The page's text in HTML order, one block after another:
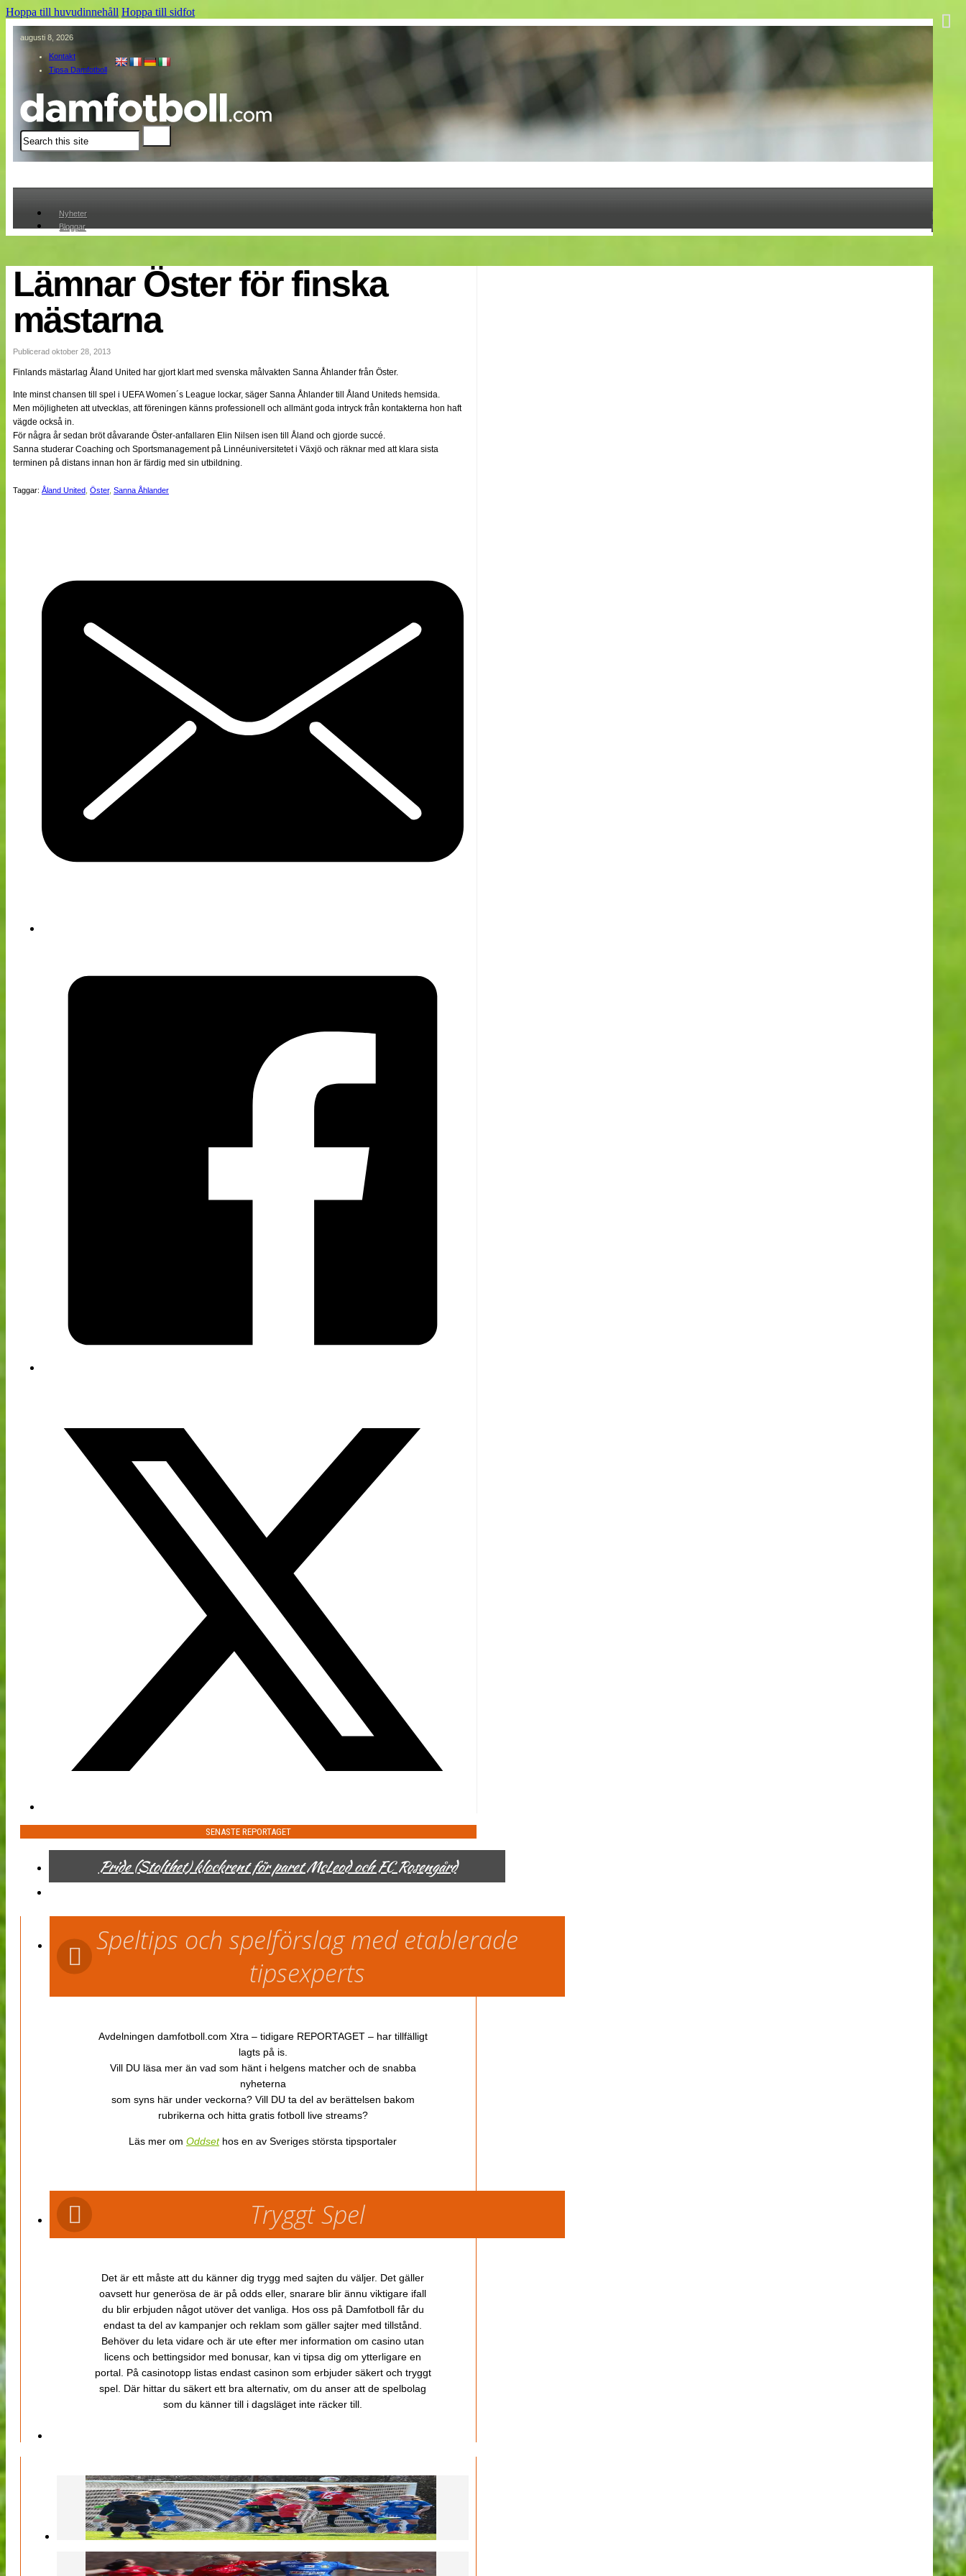
Hoppa till huvudinnehåll Hoppa till sidfot
augusti 8, 2026
Kontakt
Tipsa Damfotboll
Sök
Nyheter
Bloggar
Cuper
Medlemmar
Medlemsbilder
Om oss
NÄTverket
Nyheter
Bloggar
Lagen
Webb-TV
Cuper
Medlemmar
Medlemsbilder
Om oss
Lämnar Öster för finska
mästarna
Publicerad oktober 28, 2013
Finlands mästarlag Åland United har gjort klart med svenska målvakten Sanna Åhlander från Öster.
Inte minst chansen till spel i UEFA Women´s League lockar, säger Sanna Åhlander till Åland Uniteds hemsida.
Men möjligheten att utvecklas, att föreningen känns professionell och allmänt goda intryck från kontakterna hon haft
vägde också in.
För några år sedan bröt dåvarande Öster-anfallaren Elin Nilsen isen till Åland och gjorde succé.
Sanna studerar Coaching och Sportsmanagement på Linnéuniversitetet i Växjö och räknar med att klara sista
terminen på distans innan hon är färdig med sin utbildning.
Taggar: Åland United Öster, Sanna Åhlander
SENASTE REPORTAGET
Pride (Stolthet) klockrent för paret McLeod och FC Rosengård
Speltips och spelförslag med etablerade
tipsexperts
Avdelningen damfotboll.com Xtra – tidigare REPORTAGET – har tillfälligt
lagts på is.
Vill DU läsa mer än vad som hänt i helgens matcher och de snabba
nyheterna
som syns här under veckorna? Vill DU ta del av berättelsen bakom
rubrikerna och hitta gratis fotboll live streams?
Läs mer om Oddsethos en av Sveriges största tipsportaler
Tryggt Spel
Det är ett måste att du känner dig trygg med sajten du väljer. Det gäller
oavsett hur generösa de är på odds eller, snarare blir ännu viktigare ifall
du blir erbjuden något utöver det vanliga. Hos oss på Damfotboll får du
endast ta del av kampanjer och reklam som gäller sajter med tillstånd.
Behöver du leta vidare och är ute efter mer information om casino utan
licens och bettingsidor med bonusar, kan vi tipsa dig om ytterligare en
portal. På casinotopp listas endast casinon som erbjuder säkert och tryggt
spel. Där hittar du säkert ett bra alternativ, om du anser att de spelbolag
som du känner till i dagsläget inte räcker till.